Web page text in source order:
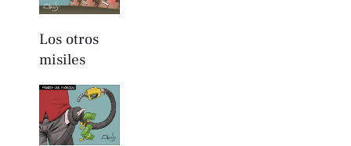
Los otros
misiles